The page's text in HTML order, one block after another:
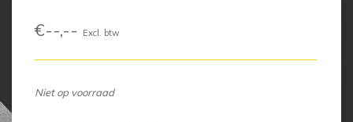
€--,-- Excl. btw
Niet op voorraad